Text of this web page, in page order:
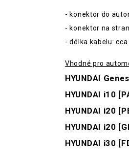
- konektor do
- konektor na
- délka kabelu:
Vhodné pro
HYUNDAI
HYUNDAI i10
HYUNDAI i20
HYUNDAI i20
HYUNDAI i30